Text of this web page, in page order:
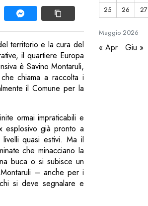
territorio e la cura del
il quartiere Europa
è Savino Montaruli,
chiama a raccolta i
il Comune per la
ormai impraticabili e
esplosivo già pronto a
quasi estivi. Ma il
che minacciano la
buca o si subisce un
– anche per i
si deve segnalare e
Maggio2026
25
26 27
« Apr Giu »